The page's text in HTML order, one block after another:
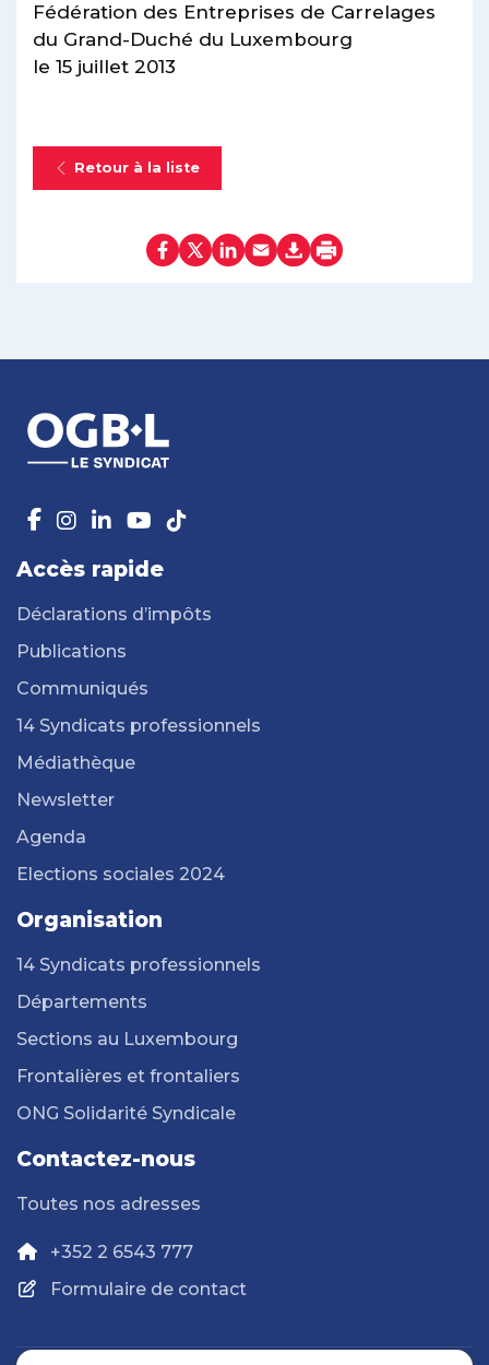
Fédération des Entreprises de Carrelages
du Grand-Duché du Luxembourg
le 15 juillet 2013
Retour à la liste
Accès rapide
Déclarations d’impôts
Publications
Communiqués
14 Syndicats professionnels
Médiathèque
Newsletter
Agenda
Elections sociales 2024
Organisation
14 Syndicats professionnels
Départements
Sections au Luxembourg
Frontalières et frontaliers
ONG Solidarité Syndicale
Contactez-nous
Toutes nos adresses
+352 2 6543 777
Formulaire de contact